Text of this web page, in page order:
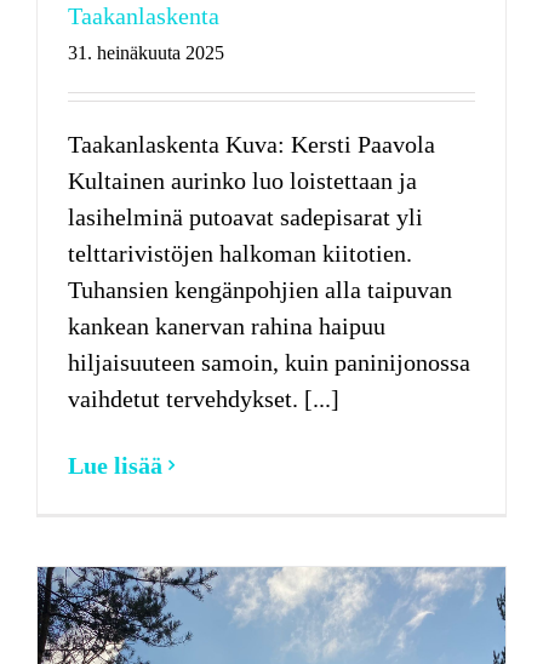
Taakanlaskenta
31. heinäkuuta 2025
Taakanlaskenta Kuva: Kersti Paavola
Kultainen aurinko luo loistettaan ja
lasihelminä putoavat sadepisarat yli
telttarivistöjen halkoman kiitotien.
Tuhansien kengänpohjien alla taipuvan
kankean kanervan rahina haipuu
hiljaisuuteen samoin, kuin paninijonossa
vaihdetut tervehdykset. [...]
Lue lisää